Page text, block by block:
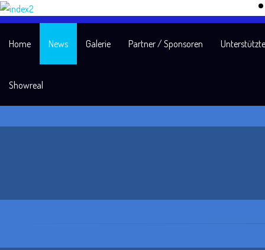
Home News Galerie Partner / Sponsoren
Showreal